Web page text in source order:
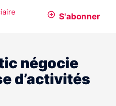
S'abonner
négocie
d’activités